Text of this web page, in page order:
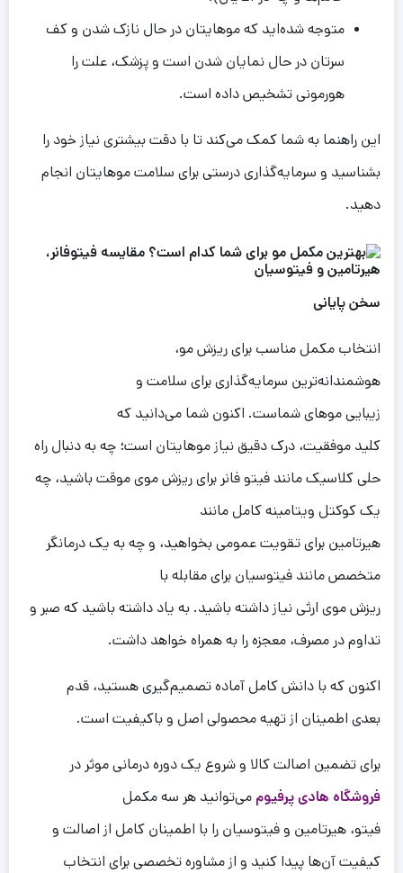
متوجه شده‌اید که موهایتان در حال نازک شدن و کف
سرتان در حال نمایان شدن است و پزشک، علت را
هورمونی تشخیص داده است.
این راهنما به شما کمک می‌کند تا با دقت بیشتری نیاز خود را
بشناسید و سرمایه‌گذاری درستی برای سلامت موهایتان انجام
دهید.
سخن پایانی
انتخاب مکمل مناسب برای ریزش مو،
هوشمندانه‌ترین سرمایه‌گذاری برای سلامت و
زیبایی موهای شماست. اکنون شما می‌دانید که
کلید موفقیت، درک دقیق نیاز موهایتان است؛ چه به دنبال راه
حلی کلاسیک مانند فیتو فانر برای ریزش موی موقت باشید، چه
یک کوکتل ویتامینه کامل مانند
هیرتامین برای تقویت عمومی بخواهید، و چه به یک درمانگر
متخصص مانند فیتوسیان برای مقابله با
ریزش موی ارثی نیاز داشته باشید. به یاد داشته باشید که صبر و
تداوم در مصرف، معجزه را به همراه خواهد داشت.
اکنون که با دانش کامل آماده تصمیم‌گیری هستید، قدم
بعدی اطمینان از تهیه محصولی اصل و باکیفیت است.
برای تضمین اصالت کالا و شروع یک دوره درمانی موثر در
فروشگاه هادی پرفیوم می‌توانید هر سه مکمل
فیتو، هیرتامین و فیتوسیان را با اطمینان کامل از اصالت و
کیفیت آن‌ها پیدا کنید و از مشاوره تخصصی برای انتخاب